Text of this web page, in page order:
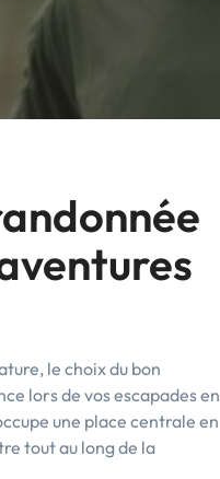
le choix du bon
lors de vos escapades en
une place centrale en
tout au long de la